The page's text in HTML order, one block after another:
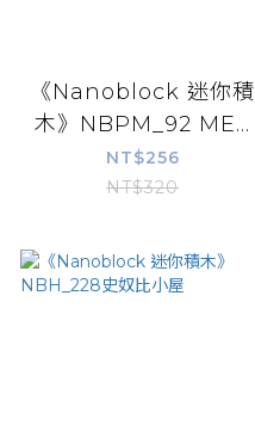
《Nanoblock 迷你積
木》NBPM_92 ME...
NT$256
NT$320